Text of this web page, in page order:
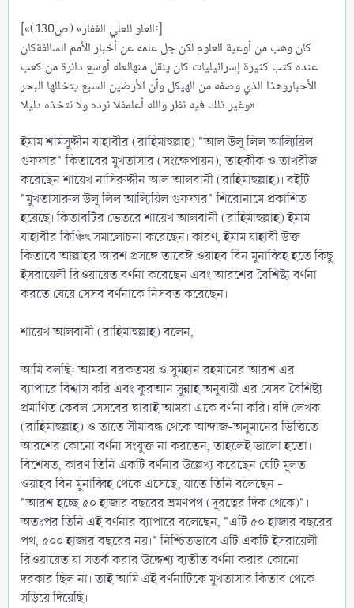
[«العلو للعلي الغفار» (ص130):]
كان وهب من أوعية العلوم لكن جل علمه عن أخبار الأمم السالفةكان
عنده كتب كثيرة ‌إسرائيليات كان ينقل منهالعله أوسع دائرة من كعب
الأحباروهذا الذي وصفه من الهيكل وأن الأرضين السبع يتخللها البحر
وغير ذلك فيه نظر والله أعلمفلا نرده ولا نتخذه دليلا»
ইমাম শামসুদ্দীন যাহাবীর (রাহিমাহুল্লাহ) "আল উলূ লিল আল্যিয়িল
গুফফার" কিতাবের মুখতাসার (সংক্ষেপায়ন), তাহকীক ও তাখরীজ
করেছেন শায়েখ নাসিরুদ্দীন আল আলবানী (রাহিমাহুল্লাহ)। বইটি
"মুখতাসারুল উলূ লিল আল্যিয়িল গুফফার" শিরোনামে প্রকাশিত
হয়েছে। কিতাবটির ভেতরে শায়েখ আলবানী (রাহিমাহুল্লাহ) ইমাম
যাহাবীর কিঞ্চিৎ সমালোচনা করেছেন। কারণ, ইমাম যাহাবী উক্ত
কিতাবে আল্লাহর আরশ প্রসঙ্গে তাবেঈ ওয়াহব বিন মুনাব্বিহ হতে কিছু
ইসরায়েলী রিওয়ায়েত বর্ণনা করেছেন এবং আরশের বৈশিষ্ট্য বর্ণনা
করতে যেয়ে সেসব বর্ণনাকে নিসবত করেছেন।
শায়েখ আলবানী (রাহিমাহুল্লাহ) বলেন,
আমি বলছি: আমরা বরকতময় ও সুমহান রহমানের আরশ এর
ব্যাপারে বিশ্বাস করি এবং কুরআন সুন্নাহ অনুযায়ী এর যেসব বৈশিষ্ট্য
প্রমাণিত কেবল সেসবের দ্বারাই আমরা একে বর্ণনা করি। যদি লেখক
(রাহিমাহুল্লাহ) ও তাতে সীমাবদ্ধ থেকে আন্দাজ-অনুমানের ভিত্তিতে
আরশের কোনো বর্ণনা সংযুক্ত না করতেন, তাহলেই ভালো হতো।
বিশেষত, কারণ তিনি একটি বর্ণনার উল্লেখ্য করেছেন যেটি মূলত
ওয়াহব বিন মুনাব্বিহ থেকে এসেছে, যাতে তিনি বলেছেন -
"আরশ হচ্ছে ৫০ হাজার বছরের ভ্রমণপথ (দূরত্বের দিক থেকে)"।
অতঃপর তিনি এই বর্ণনার ব্যাপারে বলেছেন, "এটি ৫০ হাজার বছরের
পথ, ৫০০ হাজার বছরের নয়।" নিশ্চিতভাবে এটি একটি ইসরায়েলী
রিওয়ায়েত যা সতর্ক করার উদ্দেশ্য ব্যতীত বর্ণনা করার কোনো
দরকার ছিল না। তাই আমি এই বর্ণনাটিকে মুখতাসার কিতাব থেকে
সড়িয়ে দিয়েছি।